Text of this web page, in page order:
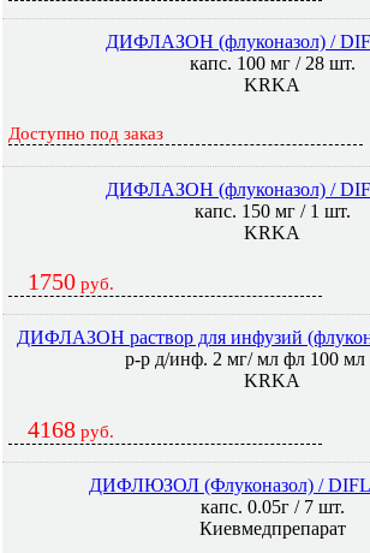
ДИФЛАЗОН (флуконазол) /
капс. 100 мг / 28 шт.
KRKA
Доступно под заказ
ДИФЛАЗОН (флуконазол) /
капс. 150 мг / 1 шт.
KRKA
1750 руб.
ДИФЛАЗОН раствор для инфузий
р-р д/инф. 2 мг/ мл фл 100 мл
KRKA
4168 руб.
ДИФЛЮЗОЛ (Флуконазол) /
капс. 0.05г / 7 шт.
Киевмедпрепарат